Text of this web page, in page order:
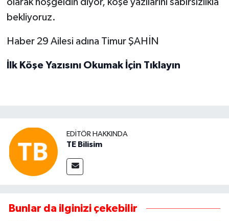
olarak hoşgeldin diyor, köşe yazılarını sabırsızlıkla
bekliyoruz.
Haber 29 Ailesi adına Timur ŞAHİN
İlk Köşe Yazısını Okumak İçin Tıklayın
EDITÖR HAKKINDA
TE Bilisim
Bunlar da ilginizi çekebilir